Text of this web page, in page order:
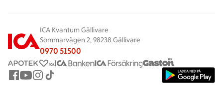
ICA Kvantum Gällivare
Sommarvägen 2, 98238 Gällivare
0970 51500